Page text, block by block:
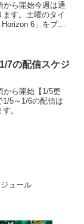
ら開始今週は通
す。土曜のタイ
6」をプレ
7の配信スケジ
ら開始【1/5更
1/5～1/6の配信は
。
ュール